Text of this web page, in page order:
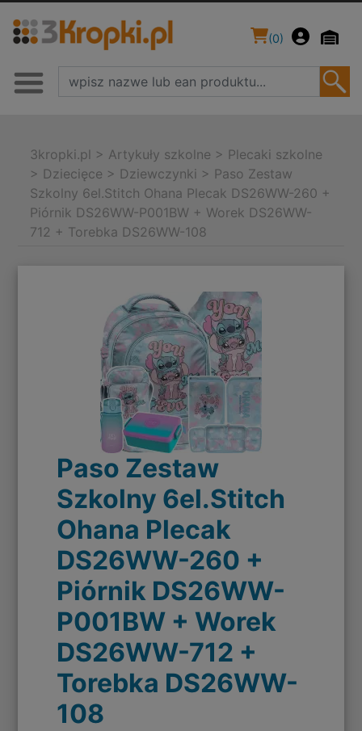
(0)
3kropki.pl > Artykuły szkolne > Plecaki szkolne
> Dziecięce > Dziewczynki > Paso Zestaw
Szkolny 6el.Stitch Ohana Plecak DS26WW-260 +
Piórnik DS26WW-P001BW + Worek DS26WW-
712 + Torebka DS26WW-108
Paso Zestaw
Szkolny 6el.Stitch
Ohana Plecak
DS26WW-260 +
Piórnik DS26WW-
P001BW + Worek
DS26WW-712 +
Torebka DS26WW-
108